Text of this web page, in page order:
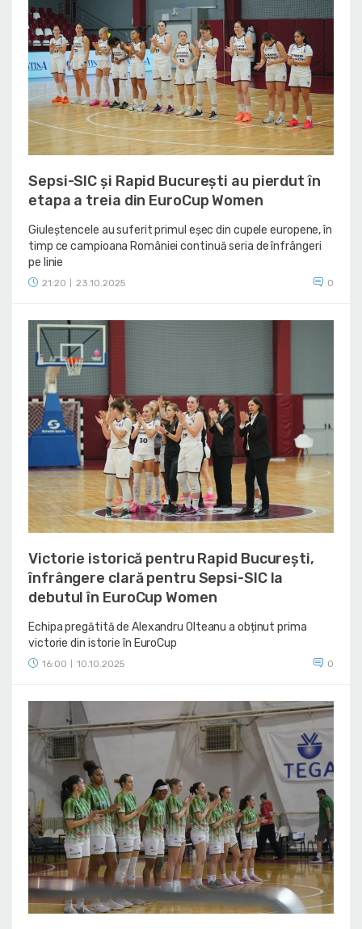
Sepsi-SIC și Rapid București au pierdut în
etapa a treia din EuroCup Women
Giuleștencele au suferit primul eșec din cupele europene, în
timp ce campioana României continuă seria de înfrângeri
pe linie
21:20 23.10.2025 0
Victorie istorică pentru Rapid București,
înfrângere clară pentru Sepsi-SIC la
debutul în EuroCup Women
Echipa pregătită de Alexandru Olteanu a obținut prima
victorie din istorie în EuroCup
16:00 10.10.2025 0